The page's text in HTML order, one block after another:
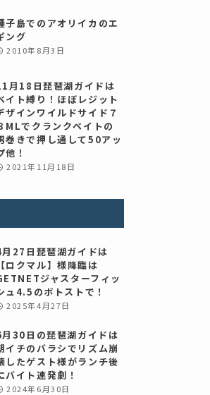
子島でのアオリイカのエ
ング
2010年8月3日
月18日琵琶湖ガイドは
イト縛り！ほぼレジット
ザインワイルドサイド７
MLでクランクベイトの
巻きで押し通して50アッ
他！
2021年11月18日
月27日琵琶湖ガイドは
【ロクマル】様降臨は
ジャスターフィッ
ュ4.5のボトストで！
2025年4月27日
月30日の琵琶湖ガイドは
イチのバラシでリズム崩
したゲスト様がランチ後
バイト連発劇！
2024年6月30日